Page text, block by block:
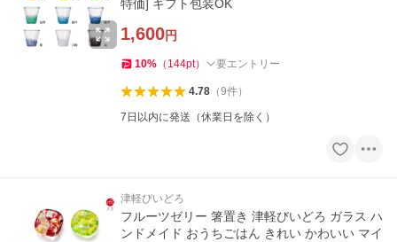
特価] ギフト包装OK
1,600円
10% （ 144pt） 要エントリー
4.78（9件）
7日以内に発送（休業日を除く）
津軽びいどろ
フルーツゼリー 箸置き 津軽びいどろ ガラス ハ
ンドメイド おうちごはん きれい かわいい マイ